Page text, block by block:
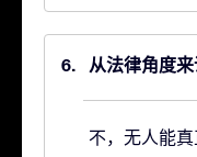
从法律角度来
不，无人能